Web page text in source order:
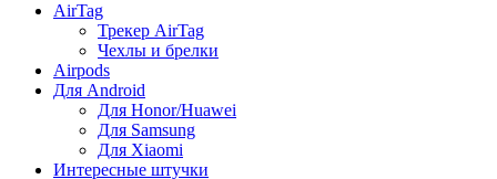
AirTag
Трекер AirTag
Чехлы и брелки
Airpods
Для Android
Для Honor/Huawei
Для Samsung
Для Xiaomi
Интересные штучки